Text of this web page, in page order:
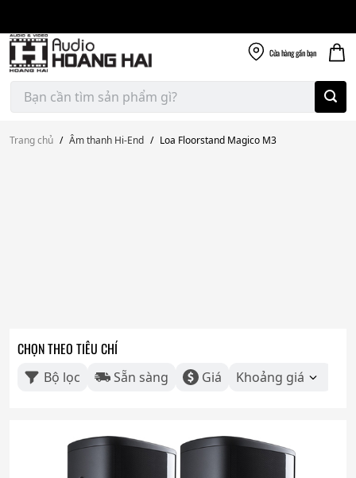
content
Cửa hànggần bạn
Tìm
kiếm:
Trang chủ / Âm thanh Hi-End / Loa Floorstand Magico M3
CHỌN THEO TIÊU CHÍ
Bộ lọc Sẵn sàng Giá Khoảng giá